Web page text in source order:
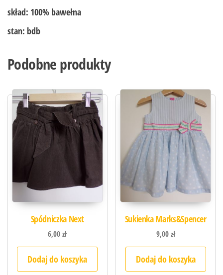
skład: 100% bawełna
stan: bdb
Podobne produkty
Spódniczka Next
6,00zł
Dodaj do koszyka
Sukienka Marks&Spencer
9,00zł
Dodaj do koszyka